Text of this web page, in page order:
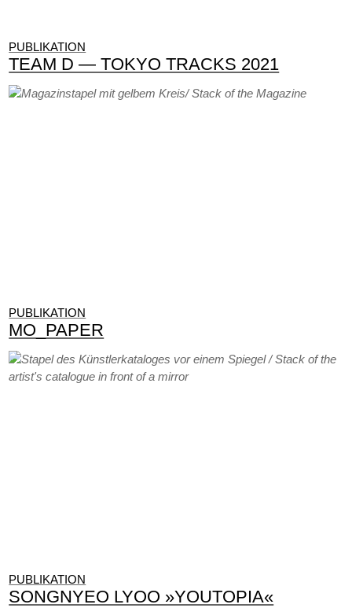
PUBLIKATION
TEAM D — TOKYO TRACKS 2021
PUBLIKATION
MO_PAPER
PUBLIKATION
SONGNYEO LYOO »YOUTOPIA«